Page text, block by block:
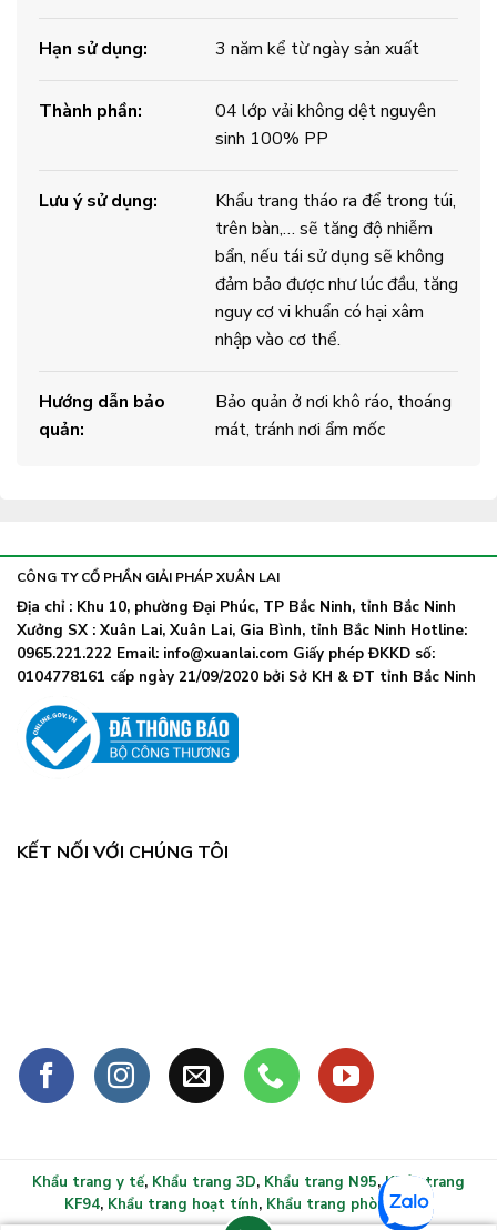
Hạn sử dụng: 3 năm kể từ ngày sản xuất
Thành phần:
04 lớp vải không dệt nguyên
sinh 100% PP
Lưu ý sử dụng:
Khẩu trang tháo ra để trong túi,
trên bàn,… sẽ tăng độ nhiễm
bẩn, nếu tái sử dụng sẽ không
đảm bảo được như lúc đầu, tăng
nguy cơ vi khuẩn có hại xâm
nhập vào cơ thể.
Hướng dẫn bảo
quản:
Bảo quản ở nơi khô ráo, thoáng
mát, tránh nơi ẩm mốc
CÔNG TY CỔ PHẦN GIẢI PHÁP XUÂN LAI
Địa chỉ : Khu 10, phường Đại Phúc, TP Bắc Ninh, tỉnh Bắc Ninh
Xưởng SX : Xuân Lai, Xuân Lai, Gia Bình, tỉnh Bắc Ninh Hotline:
0965.221.222 Email: info@xuanlai.com Giấy phép ĐKKD số:
0104778161 cấp ngày 21/09/2020 bởi Sở KH & ĐT tỉnh Bắc Ninh
KẾT NỐI VỚI CHÚNG TÔI
Khẩu trang y tế, Khẩu trang 3D, Khẩu trang N95,Khẩu trang
KF94, Khẩu trang hoạt tính, Khẩu trang phòng sạch